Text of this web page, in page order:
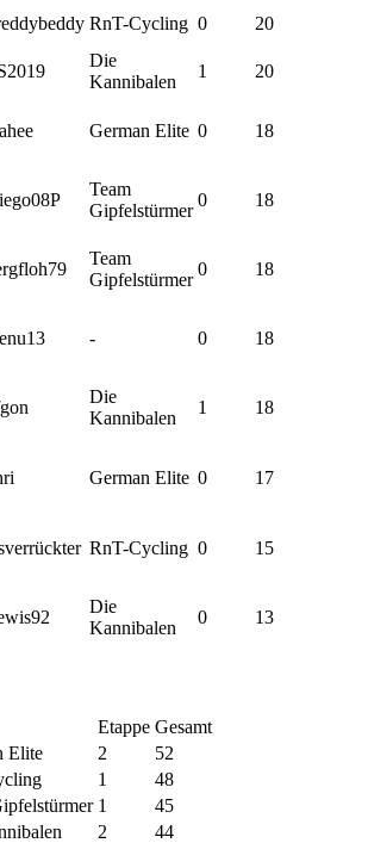
RnT-Cycling 0
20
Die
Kannibalen
1
20
German Elite 0 18
Team
Gipfelstürmer
0 18
Team
Gipfelstürmer
0 18
- 0 18
Die
Kannibalen
1 18
German Elite 0 17
RnT-Cycling 0 15
Die
Kannibalen
0 13
Etappe Gesamt
Elite
2
52
1
48
1
45
2 44